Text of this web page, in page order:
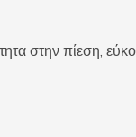
στην πίεση,